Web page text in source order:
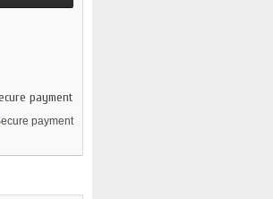
payment